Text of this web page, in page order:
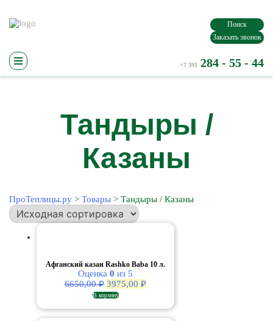
Поиск
Заказать звонок
+7 391 284 - 55 - 44
Теплицы / ПарникиПоликарбонат
Цветной
Комплектующие
Защитная лента
Для монтажа
Для
Тандыры /
Казаны
ПроТеплицы.ру > Товары > Тандыры / Казаны
Афганский казан Rashko Baba 10 л.
Оценка 0 из 5
6650,00₽ Первоначальная
цена
3975,00 ₽
3975,00 ₽.
В корзину